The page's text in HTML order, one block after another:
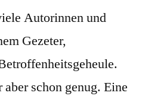
Autorinnen und
Gezeter,
schon genug. Eine